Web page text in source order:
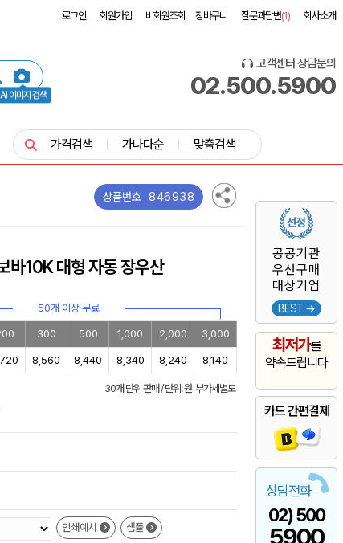
로그인 회원가입 비회원조회 장바구니 질문과답변(1) 회사소개
AI 이미지 검색
고객센터 상담문의
02.500.5900
공공기관
우선구매
대상기업
BEST →
최저가를
약속드립니다
카드 간편결제
상담전화
02) 500
5900
가격검색 가나다순 맞춤검색
상품번호 846938
바10K 대형 자동 장우산
50개 이상 무료
300 500 1,000 2,000 3,000
8,560 8,440 8,340 8,240 8,140
30개 단위 판매 / 단위: 원 부가세별도
인쇄예시 샘플